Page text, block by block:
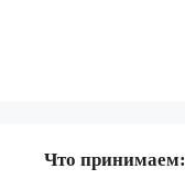
Что принимаем: